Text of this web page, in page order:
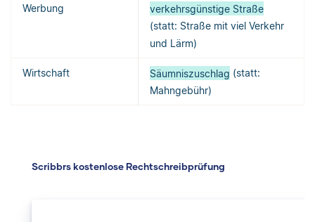
Werbung
verkehrsgünstige Straße
(statt: Straße mit viel Verkehr
und Lärm)
Wirtschaft Säumniszuschlag (statt:
Mahngebühr)
Scribbrs kostenlose Rechtschreibprüfung